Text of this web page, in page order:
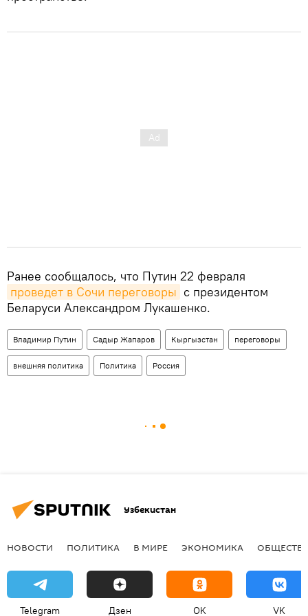
Ранее сообщалось, что Путин 22 февраля
проведет в Сочи переговоры с президентом
Беларуси Александром Лукашенко.
Владимир Путин Садыр Жапаров Кыргызстан переговоры
внешняя политика Политика Россия
Узбекистан
НОВОСТИ ПОЛИТИКА В МИРЕ ЭКОНОМИКА
Telegram Дзен OK VK